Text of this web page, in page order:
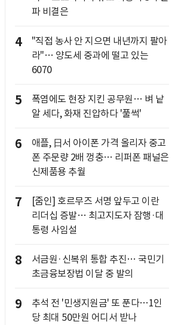
파 비결은
4
"직접 농사 안 지으면 내년까지 팔아
라"… 양도세 중과에 떨고 있는
6070
5
폭염에도 현장 지킨 공무원… 벼 낱
알 세다, 화재 진압하다 '풀썩'
6
애플, 日서 아이폰 가격 올리자 중고
폰 주문량 2배 껑충… 리퍼폰 패널은
신제품용 추월
7
[줌인] 호르무즈 서명 앞두고 이란
리더십 증발… 최고지도자 잠행·대
통령 사임설
8
서금원·신복위 통합 추진… 국민기
초금융보장법 이달 중 발의
9
추석 전 '민생지원금' 또 푼다…1인
당 최대 50만원 어디서 받나